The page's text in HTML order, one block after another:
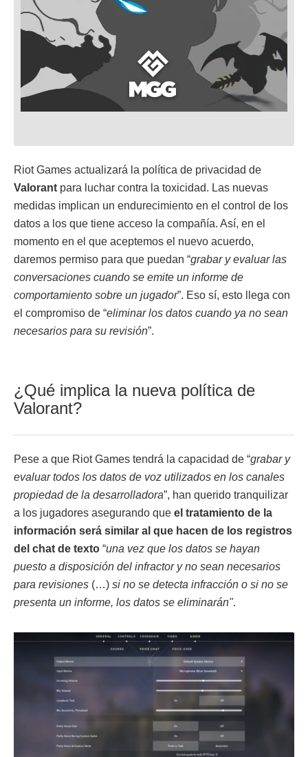
Riot Games actualizará la política de privacidad de
Valorant para luchar contra la toxicidad. Las nuevas
medidas implican un endurecimiento en el control de los
datos a los que tiene acceso la compañía. Así, en el
momento en el que aceptemos el nuevo acuerdo,
daremos permiso para que puedan “grabar y evaluar las
conversaciones cuando se emite un informe de
comportamiento sobre un jugador”. Eso sí, esto llega con
el compromiso de “eliminar los datos cuando ya no sean
necesarios para su revisión”.
¿Qué implica la nueva política de
Valorant?
Pese a que Riot Games tendrá la capacidad de “grabar y
evaluar todos los datos de voz utilizados en los canales
propiedad de la desarrolladora”, han querido tranquilizar
a los jugadores asegurando que el tratamiento de la
información será similar al que hacen de los registros
del chat de texto “una vez que los datos se hayan
puesto a disposición del infractor y no sean necesarios
para revisiones (…) si no se detecta infracción o si no se
presenta un informe, los datos se eliminarán".